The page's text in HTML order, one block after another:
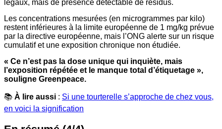
légaux, mais de présence détectable de résidus.
Les concentrations mesurées (en microgrammes par kilo)
restent inférieures à la limite européenne de 1 mg/kg prévue
par la directive européenne, mais l’ONG alerte sur un risque
cumulatif et une exposition chronique non étudiée.
« Ce n’est pas la dose unique qui inquiète, mais
l’exposition répétée et le manque total d’étiquetage »,
souligne Greenpeace.
📚 À lire aussi : Si une tourterelle s’approche de chez vous,
en voici la signification